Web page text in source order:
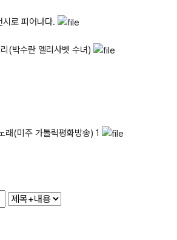
로 피어나다.
(박수란 엘리사벳 수녀)
래(미주 가톨릭평화방송) 1